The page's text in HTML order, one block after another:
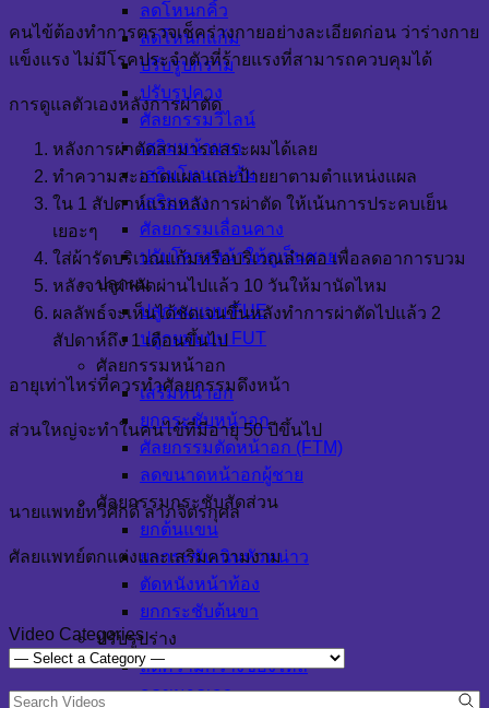
ลดโหนกคิ้ว
ลดโหนกแก้ม
ปรับรูปกราม
ปรับรูปคาง
ศัลยกรรมวีไลน์
เสริมหน้าผาก
เสริมโหนกแก้ม
เสริมคาง
ศัลยกรรมเลื่อนคาง
ปรับโครงหน้าให้ดูเป็นชาย
ปลูกผม
ปลูกผมแบบ FUE
ปลูกผมแบบ FUT
ศัลยกรรมหน้าอก
เสริมหน้าอก
ยกกระชับหน้าอก
ศัลยกรรมตัดหน้าอก (FTM)
ลดขนาดหน้าอกผู้ชาย
ศัลยกรรมกระชับสัดส่วน
ยกต้นแขน
ยกกระชับเนินหัวหน่าว
ตัดหนังหน้าท้อง
ยกกระชับต้นขา
ปรับรูปร่าง
ลดความกว้างของไหล่
ลดขนาดเอว
คนไข้ต้องทำการตรวจเช็คร่างกายอย่างละเอียดก่อน ว่าร่างกาย
แข็งแรง ไม่มีโรคประจำตัวที่ร้ายแรงที่สามารถควบคุมได้
การดูแลตัวเองหลังการผ่าตัด
หลังการผ่าตัดสามารถสระผมได้เลย
ทำความสะอาดแผล และป้ายยาตามตำแหน่งแผล
ใน 1 สัปดาห์แรกหลังการผ่าตัด ให้เน้นการประคบเย็น
เยอะๆ
ใส่ผ้ารัดบริเวณแก้มหรือบริเวณลำคอ เพื่อลดอาการบวม
หลังจากผ่าตัดผ่านไปแล้ว 10 วันให้มานัดไหม
ผลลัพธ์จะเห็นได้ชัดเจนขึ้นหลังทำการผ่าตัดไปแล้ว 2
สัปดาห์ถึง 1 เดือนขึ้นไป
อายุเท่าไหร่ที่ควรทำศัลยกรรมดึงหน้า
ส่วนใหญ่จะทำในคนไข้ที่มีอายุ 50 ปีขึ้นไป
นายแพทย์ทวีศักดิ์ ลาภจิตรกุศล
ศัลยแพทย์ตกแต่งและเสริมความงาม
Video Categories